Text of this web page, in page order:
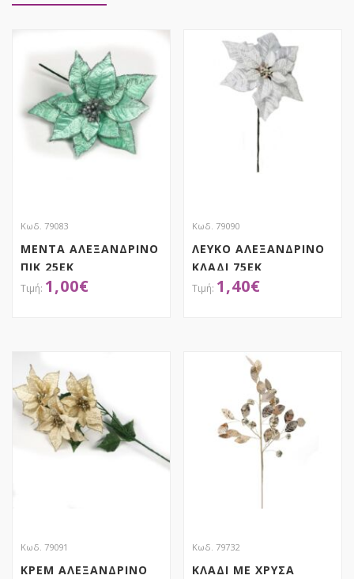
Κωδ. 79083
ΜΕΝΤΑ ΑΛΕΞΑΝΔΡΙΝΟ
ΠΙΚ 25ΕΚ
1,00€
Κωδ. 79090
ΛΕΥΚΟ ΑΛΕΞΑΝΔΡΙΝΟ
ΚΛΑΔΙ 75ΕΚ
1,40€
Κωδ. 79091
ΚΡΕΜ ΑΛΕΞΑΝΔΡΙΝΟ
Κωδ. 79732
ΚΛΑΔΙ ΜΕ ΧΡΥΣΑ